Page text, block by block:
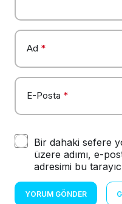
Ad *
E-Posta *
Bir dahaki sefere
üzere adımı, e-
adresimi bu
YORUM GÖNDER